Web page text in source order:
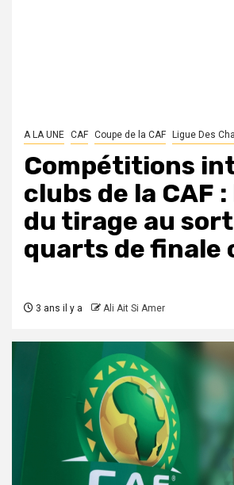
A LA UNE CAF Coupe de la CAF Ligue Des
Compétitions
clubs de la CAF
du tirage au
quarts de finale
3 ans il y a Ali Ait Si Amer